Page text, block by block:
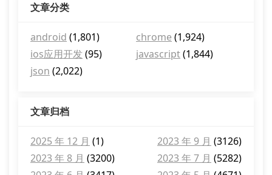
文章分类
android (1,801) chrome (1,924)
ios应用开发 (95) javascript(1,844)
json (2,022)
文章归档
2025 年 12 月 (1) 2023 年 9 月 (3126)
2023 年 8 月 (3200) 2023 年 7 月 (5282)